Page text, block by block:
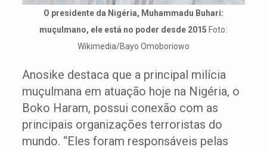
O presidente da Nigéria, Muhammadu Buhari:
muçulmano, ele está no poder desde 2015 Foto:
Wikimedia/Bayo Omoboriowo
Anosike destaca que a principal milícia
muçulmana em atuação hoje na Nigéria, o
Boko Haram, possui conexão com as
principais organizações terroristas do
mundo. “Eles foram responsáveis pelas